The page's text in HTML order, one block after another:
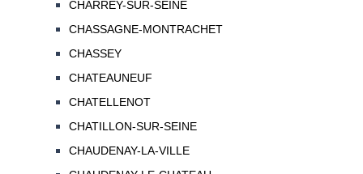
CHARREY-SUR-SEINE
CHASSAGNE-MONTRACHET
CHASSEY
CHATEAUNEUF
CHATELLENOT
CHATILLON-SUR-SEINE
CHAUDENAY-LA-VILLE